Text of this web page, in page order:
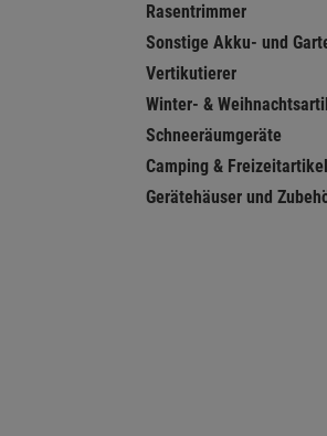
Rasentrimmer
Sonstige Akku- und
Vertikutierer
Winter- &
Schneeräumgeräte
Camping & Freizeitartikel
Gerätehäuser und